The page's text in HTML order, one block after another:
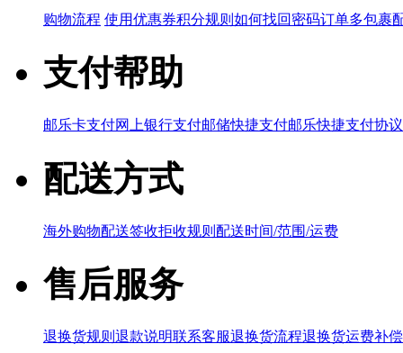
购物流程 使用优惠券积分规则 如何找回密码订单多包裹
支付帮助
邮乐卡支付网上银行支付邮储快捷支付邮乐快捷支付协议
配送方式
海外购物配送签收拒收规则 配送时间/范围/运费
售后服务
退换货规则 退款说明联系客服退换货流程退换货运费补